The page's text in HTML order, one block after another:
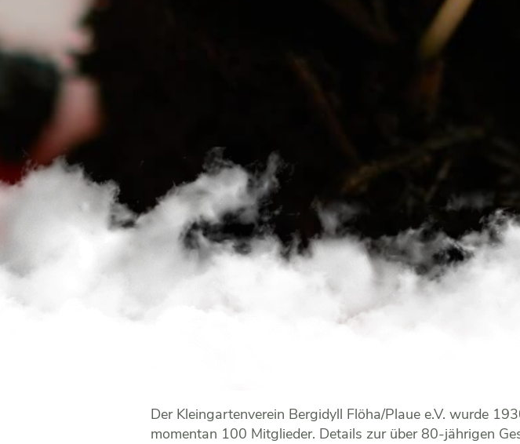
Der Kleingartenverein Bergidyll Flöha/Plaue e.V. wurde
momentan 100 Mitglieder. Details zur über 80-jährigen